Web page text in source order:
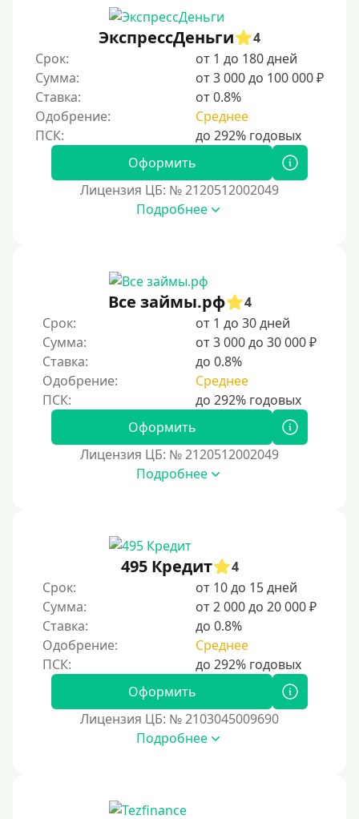
Беспроцентный займ на первый раз
Без процентов на 30 дней
Под 0 %
Условия
С опцией досрочного погашения долга
Без страховок и комиссий
Со страховкой
Без электронной почты
С автоматическим одобрением
Без номера телефона
На телефон
Бесплатно и без обязательной подписки
Без звонков и проверок
Онлайн круглосуточно
На карту круглосуточно
Деньги в долг
В долг на карту
Срок
ЭкспрессДеньги
4
Срок:
от 1 до 180 дней
Сумма:
от 3 000 до 100 000 ₽
Ставка:
от 0.8%
Одобрение:
Среднее
Оформить
Лицензия ЦБ: № 2120512002049
Подробнее
Все займы.рф
4
Срок:
от 1 до 30 дней
Сумма:
от 3 000 до 30 000 ₽
Ставка:
до 0.8%
Одобрение:
Среднее
Оформить
Лицензия ЦБ: № 2120512002049
Подробнее
495 Кредит
4
Срок:
от 10 до 15 дней
Сумма:
от 2 000 до 20 000 ₽
Ставка:
до 0.8%
Одобрение:
Среднее
Оформить
Лицензия ЦБ: № 2103045009690
Подробнее